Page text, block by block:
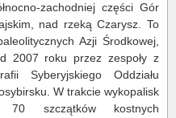
zachodniej części Gór
nad rzeką Czarysz. To
Azji Środkowej,
2007 roku przez zespoły z
Syberyjskiego Oddziału
W trakcie wykopalisk
szczątków kostnych